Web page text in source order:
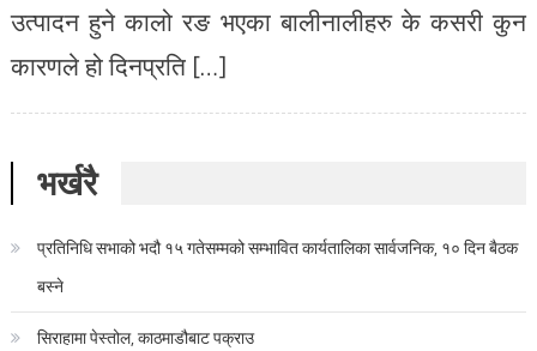
उत्पादन हुने कालो रङ भएका बालीनालीहरु के कसरी कुन
कारणले हो दिनप्रति […]
भर्खरै
प्रतिनिधि सभाको भदौ १५ गतेसम्मको सम्भावित कार्यतालिका सार्वजनिक, १० दिन बैठक
बस्ने
सिराहामा पेस्तोल, काठमाडौबाट पक्राउ